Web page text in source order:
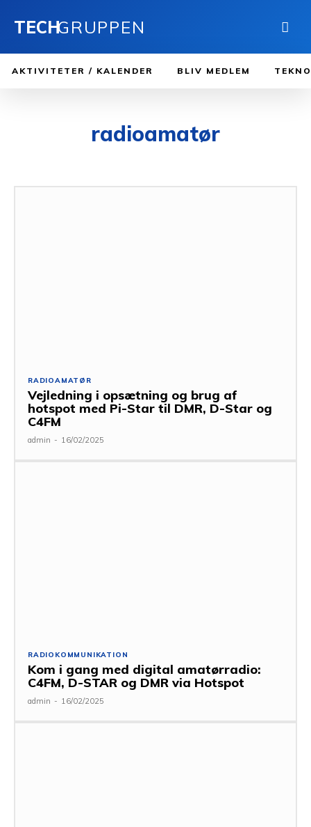
TECHGRUPPEN
AKTIVITETER / KALENDER BLIV MEDLEM
radioamatør
RADIOAMATØR
Vejledning i opsætning og brug af
hotspot med Pi-Star til DMR, D-Star og
C4FM
admin - 16/02/2025
RADIOKOMMUNIKATION
Kom i gang med digital amatørradio:
C4FM, D-STAR og DMR via Hotspot
admin - 16/02/2025